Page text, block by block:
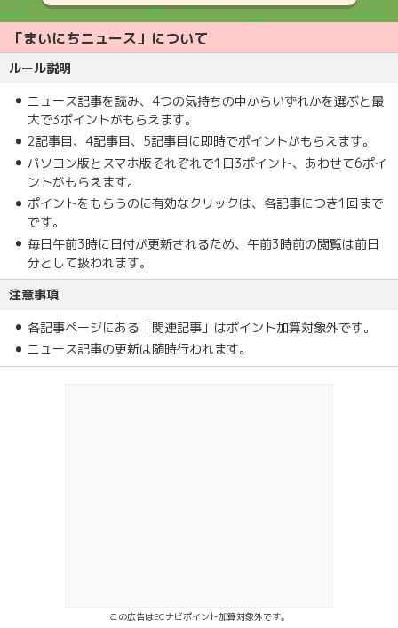
「まいにちニュース」について
ルール説明
ニュース記事を読み、4つの気持ちの中からいずれかを選ぶと最
大で3ポイントがもらえます。
2記事目、4記事目、5記事目に即時でポイントがもらえます。
パソコン版とスマホ版それぞれで1日3ポイント、あわせて6ポイ
ントがもらえます。
ポイントをもらうのに有効なクリックは、各記事につき1回まで
です。
毎日午前3時に日付が更新されるため、午前3時前の閲覧は前日
分として扱われます。
注意事項
各記事ページにある「関連記事」はポイント加算対象外です。
ニュース記事の更新は随時行われます。
この広告はECナビポイント加算対象外です。